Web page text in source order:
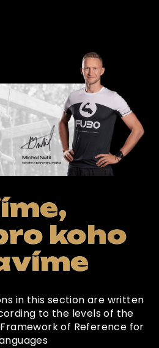
koho
in this section are written
to the levels of the
of Reference for